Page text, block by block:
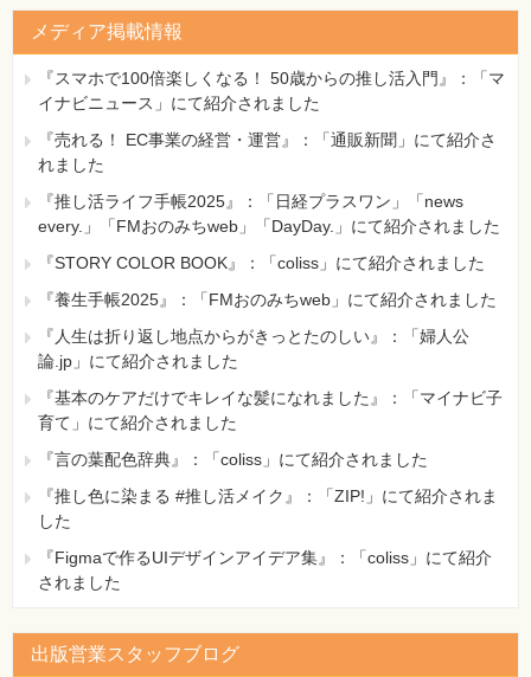
メディア掲載情報
『スマホで100倍楽しくなる！ 50歳からの推し活入門』：「マ
イナビニュース」にて紹介されました
『売れる！ EC事業の経営・運営』：「通販新聞」にて紹介さ
れました
『推し活ライフ手帳2025』：「日経プラスワン」「news
every.」「FMおのみちweb」「DayDay.」にて紹介されました
『STORY COLOR BOOK』：「coliss」にて紹介されました
『養生手帳2025』：「FMおのみちweb」にて紹介されました
『人生は折り返し地点からがきっとたのしい』：「婦人公
論.jp」にて紹介されました
『基本のケアだけでキレイな髪になれました』：「マイナビ子
育て」にて紹介されました
『言の葉配色辞典』：「coliss」にて紹介されました
『推し色に染まる #推し活メイク』：「ZIP!」にて紹介されま
した
『Figmaで作るUIデザインアイデア集』：「coliss」にて紹介
されました
出版営業スタッフブログ